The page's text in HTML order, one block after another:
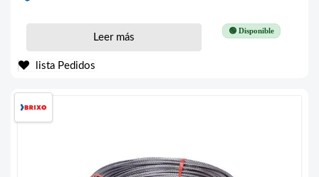
🟢 Disponible
Leer más
lista Pedidos